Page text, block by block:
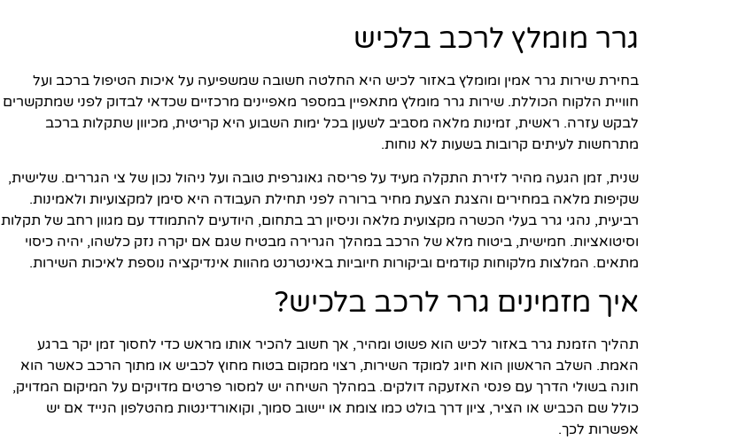
גרר מומלץ לרכב בלכיש
בחירת שירות גרר אמין ומומלץ באזור לכיש היא החלטה חשובה שמשפיעה על איכות הטיפול ברכב ועל
חוויית הלקוח הכוללת. שירות גרר מומלץ מתאפיין במספר מאפיינים מרכזיים שכדאי לבדוק לפני שמתקשרים
לבקש עזרה. ראשית, זמינות מלאה מסביב לשעון בכל ימות השבוע היא קריטית, מכיוון שתקלות ברכב
מתרחשות לעיתים קרובות בשעות לא נוחות.
שנית, זמן הגעה מהיר לזירת התקלה מעיד על פריסה גאוגרפית טובה ועל ניהול נכון של צי הגררים. שלישית,
שקיפות מלאה במחירים והצגת הצעת מחיר ברורה לפני תחילת העבודה היא סימן למקצועיות ולאמינות.
רביעית, נהגי גרר בעלי הכשרה מקצועית מלאה וניסיון רב בתחום, היודעים להתמודד עם מגוון רחב של תקלות
וסיטואציות. חמישית, ביטוח מלא של הרכב במהלך הגרירה מבטיח שגם אם יקרה נזק כלשהו, יהיה כיסוי
מתאים. המלצות מלקוחות קודמים וביקורות חיוביות באינטרנט מהוות אינדיקציה נוספת לאיכות השירות.
איך מזמינים גרר לרכב בלכיש?
תהליך הזמנת גרר באזור לכיש הוא פשוט ומהיר, אך חשוב להכיר אותו מראש כדי לחסוך זמן יקר ברגע
האמת. השלב הראשון הוא חיוג למוקד השירות, רצוי ממקום בטוח מחוץ לכביש או מתוך הרכב כאשר הוא
חונה בשולי הדרך עם פנסי האזעקה דולקים. במהלך השיחה יש למסור פרטים מדויקים על המיקום המדויק,
כולל שם הכביש או הציר, ציון דרך בולט כמו צומת או יישוב סמוך, וקואורדינטות מהטלפון הנייד אם יש
אפשרות לכך.